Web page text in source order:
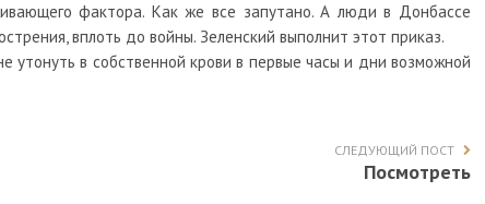
фактора. Как же все запутано. А люди в Донбассе
вплоть до войны. Зеленский выполнит этот приказ.
в собственной крови в первые часы и дни возможной
СЛЕДУЮЩИЙ ПОСТ
Посмотреть